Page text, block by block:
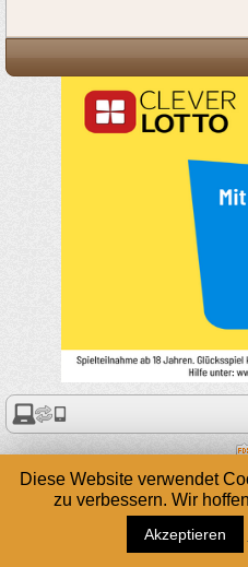
Diese Website verwendet
zu verbessern. Wir
Akzeptieren